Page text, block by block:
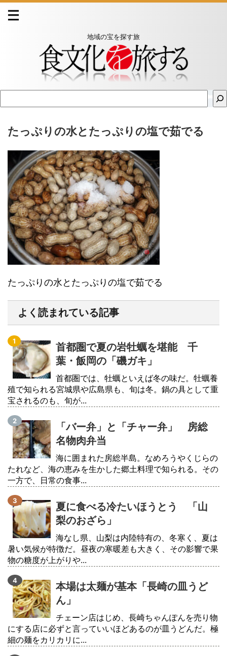
地域の宝を探す旅
たっぷりの水とたっぷりの塩で茹でる
たっぷりの水とたっぷりの塩で茹でる
よく読まれている記事
首都圏で夏の岩牡蠣を堪能 千
葉・飯岡の「磯ガキ」
首都圏では、牡蠣といえば冬の味だ。牡蠣養
殖で知られる宮城県や広島県も、旬は冬。鍋の具として重
宝されるのも、旬が...
「バー弁」と「チャー弁」 房総
名物肉弁当
海に囲まれた房総半島。なめろうやくじらの
たれなど、海の恵みを生かした郷土料理で知られる。その
一方で、日常の食事...
夏に食べる冷たいほうとう 「山
梨のおざら」
海なし県、山梨は内陸特有の、冬寒く、夏は
暑い気候が特徴だ。昼夜の寒暖差も大きく、その影響で果
物の糖度が上がりや...
本場は太麺が基本「長崎の皿うど
ん」
チェーン店はじめ、長崎ちゃんぽんを売り物
にする店に必ずと言っていいほどあるのが皿うどんだ。極
細の麺をカリカリに...